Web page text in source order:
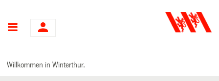
Hauptnavigation
Willkommen in Winterthur.